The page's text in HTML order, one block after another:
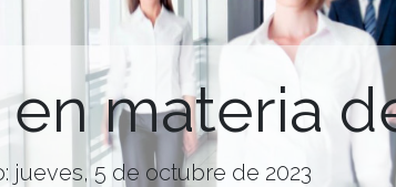
materia
jueves, 5 de octubre de 2023